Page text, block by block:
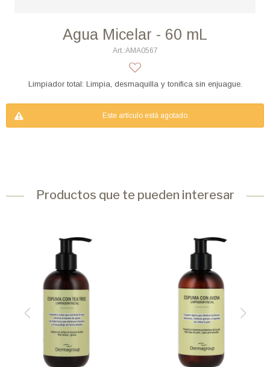
Agua Micelar - 60 mL
AMA0567
Limpiador total: Limpia, desmaquilla y tonifica sin enjuague.
Este artículo está agotado.
Productos que te pueden interesar